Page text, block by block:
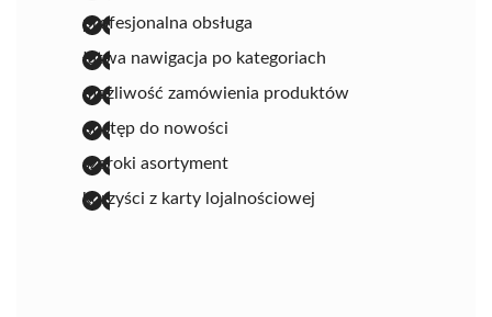
profesjonalna obsługa
łatwa nawigacja po kategoriach
możliwość zamówienia produktów
dostęp do nowości
szeroki asortyment
korzyści z karty lojalnościowej